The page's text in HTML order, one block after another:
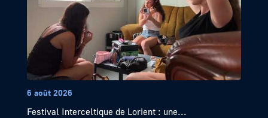
6 août 2026
Festival Interceltique de Lorient : une...